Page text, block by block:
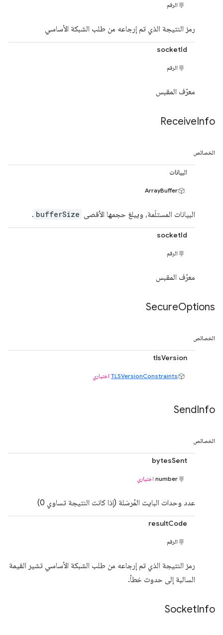
الرقم
رمز النتيجة الذي تم إرجاعه من طلب الشبكة الأساسي
socketId
الرقم
معرّف المقبس
ReceiveInfo
الخصائص
البيانات
ArrayBuffer
البيانات المستلَمة، ويبلغ حجمها الأقصى bufferSize
.
socketId
الرقم
معرّف المقبس
SecureOptions
الخصائص
tlsVersion
TLSVersionConstraints اختياري
SendInfo
الخصائص
bytesSent
number اختياري
عدد وحدات البايت المُرسَلة (إذا كانت النتيجة تساوي 0)
resultCode
الرقم
رمز النتيجة الذي تم إرجاعه من طلب الشبكة الأساسي تشير القيمة
السالبة إلى حدوث خطأ.
SocketInfo